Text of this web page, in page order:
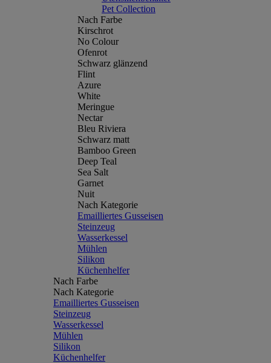
Pet Collection
Nach Farbe
Kirschrot
No Colour
Ofenrot
Schwarz glänzend
Flint
Azure
White
Meringue
Nectar
Bleu Riviera
Schwarz matt
Bamboo Green
Deep Teal
Sea Salt
Garnet
Nuit
Nach Kategorie
Emailliertes Gusseisen
Steinzeug
Wasserkessel
Mühlen
Silikon
Küchenhelfer
Nach Farbe
Nach Kategorie
Emailliertes Gusseisen
Steinzeug
Wasserkessel
Mühlen
Silikon
Küchenhelfer